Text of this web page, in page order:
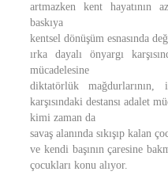
artmazken kent hayatının
baskıya
kentsel dönüşüm esnasında
ırka dayalı önyargı
mücadelesine
diktatörlük mağdurlarının,
karşısındaki destansı adalet
kimi zaman da
savaş alanında sıkışıp kalan
ve kendi başının çaresine
çocukları konu alıyor.